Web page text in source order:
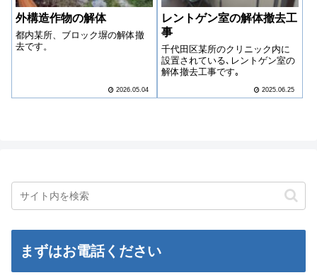
外構造作物の解体
都内某所、ブロック塀の解体撤
去です。
2026.05.04
レントゲン室の解体撤去工
事
千代田区某所のクリニック内に
設置されている､レントゲン室の
解体撤去工事です｡
2025.06.25
まずはお電話ください